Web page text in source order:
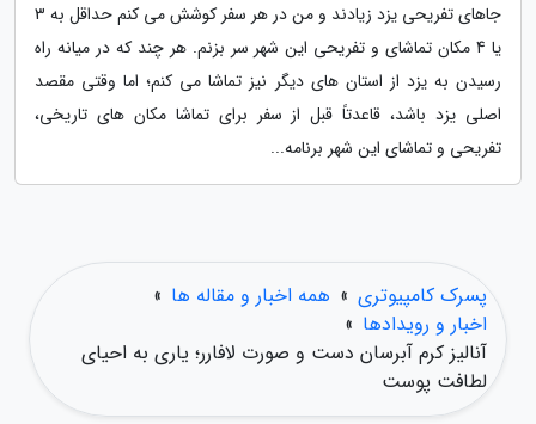
جاهای تفریحی یزد زیادند و من در هر سفر کوشش می کنم حداقل به 3
یا 4 مکان تماشای و تفریحی این شهر سر بزنم. هر چند که در میانه راه
رسیدن به یزد از استان های دیگر نیز تماشا می کنم؛ اما وقتی مقصد
اصلی یزد باشد، قاعدتاً قبل از سفر برای تماشا مکان های تاریخی،
تفریحی و تماشای این شهر برنامه...
پسرک کامپیوتری » همه اخبار و مقاله ها »
اخبار و رویدادها »
آنالیز کرم آبرسان دست و صورت لافارر؛ یاری به احیای
لطافت پوست